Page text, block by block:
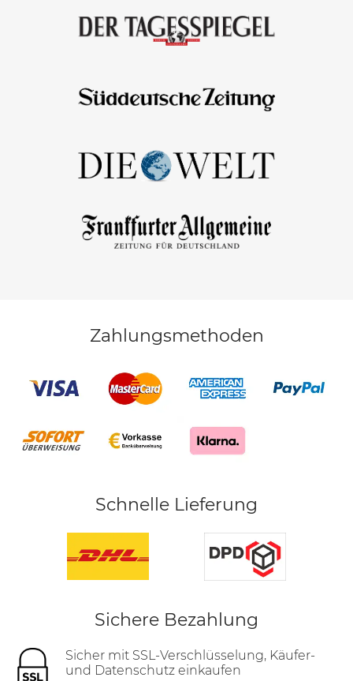
Zahlungsmethoden
Schnelle Lieferung
Sichere Bezahlung
Sicher mit SSL-Verschlüsselung, Käufer-
und Datenschutz einkaufen